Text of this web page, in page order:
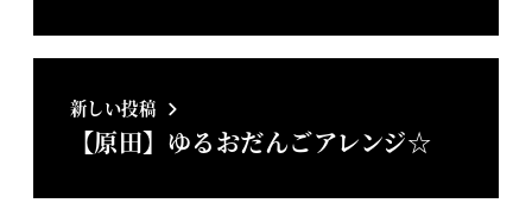
新しい投稿
【原田】ゆるおだんごアレンジ☆